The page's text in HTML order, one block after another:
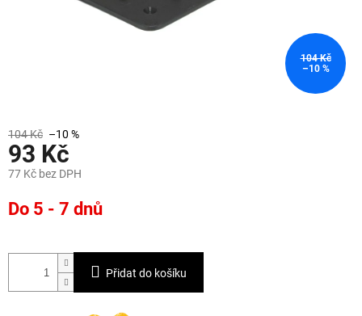
104 Kč
–10 %
104 Kč –10 %
93 Kč
77 Kč bez DPH
cena:
Do 5 - 7 dnů
Přidat do košíku